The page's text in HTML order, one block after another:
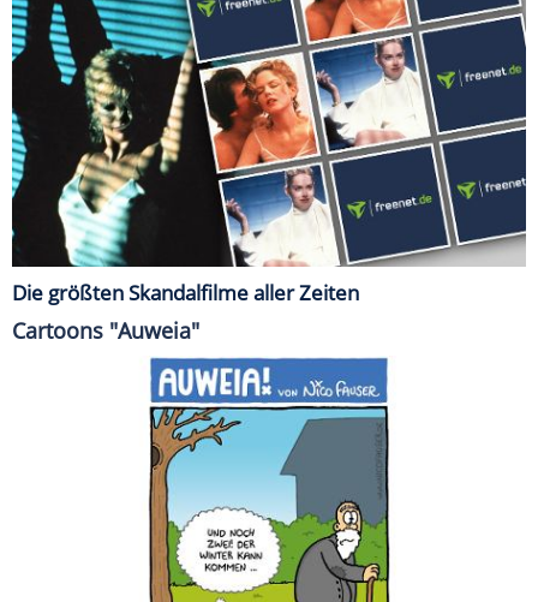
Die größten Skandalfilme aller Zeiten
Cartoons "Auweia"